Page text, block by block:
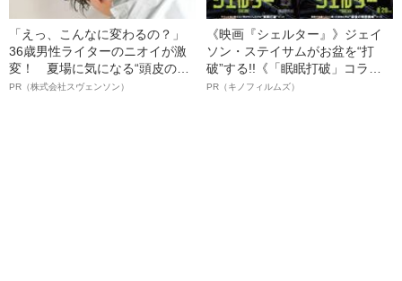
「えっ、こんなに変わるの？」
36歳男性ライターのニオイが激
変！ 夏場に気になる“頭皮のニ
オイ”や“ベタつき”を解消す
PR（株式会社スヴェンソン）
《映画『シェルター』》ジェイ
ソン・ステイサムがお盆を“打
破”する!!《「眠眠打破」コラ
ボ》
PR（キノフィルムズ）